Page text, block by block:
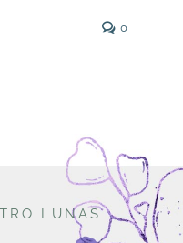
0
LUNAS